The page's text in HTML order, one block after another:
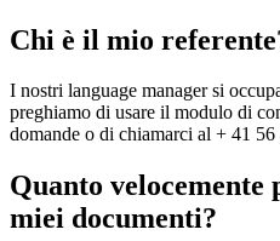
Chi è il mio
I nostri language manager si
preghiamo di usare il modulo di
domande o di chiamarci al + 41 56
Quanto
miei documenti?